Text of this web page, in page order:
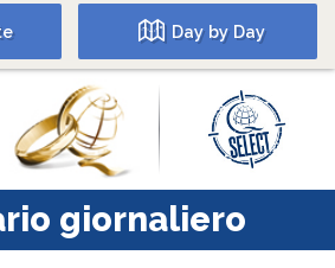
Day by Day
giornaliero